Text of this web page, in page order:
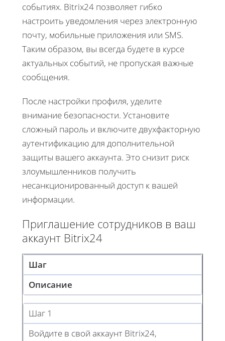
событиях. Bitrix24 позволяет гибко
настроить уведомления через электронную
почту, мобильные приложения или SMS.
Таким образом, вы всегда будете в курсе
актуальных событий, не пропуская важные
сообщения.
После настройки профиля, уделите
внимание безопасности. Установите
сложный пароль и включите двухфакторную
аутентификацию для дополнительной
защиты вашего аккаунта. Это снизит риск
злоумышленников получить
несанкционированный доступ к вашей
информации.
Приглашение сотрудников в ваш
аккаунт Bitrix24
Шаг
Описание
Шаг 1
Войдите в свой аккаунт Bitrix24,